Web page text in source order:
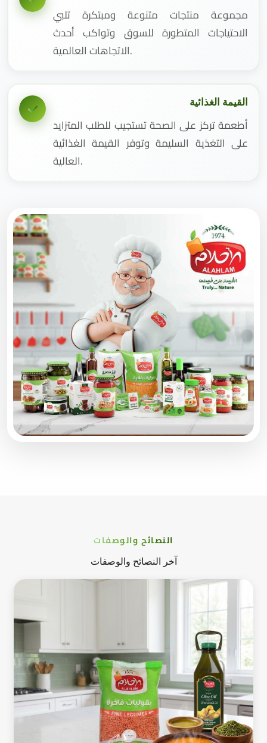
مجموعة منتجات متنوعة ومبتكرة تلبي
الاحتياجات المتطورة للسوق وتواكب أحدث
الاتجاهات العالمية.
القيمة الغذائية
أطعمة تركز على الصحة تستجيب للطلب المتزايد
على التغذية السليمة وتوفر القيمة الغذائية
العالية.
النصائح والوصفات
آخر النصائح والوصفات